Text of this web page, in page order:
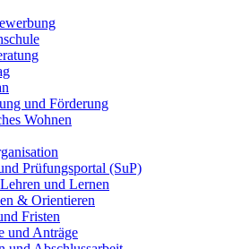
und Förderung
Wohnen
Prüfungsportal (SuP)
und Lernen
& Orientieren
Fristen
und Anträge